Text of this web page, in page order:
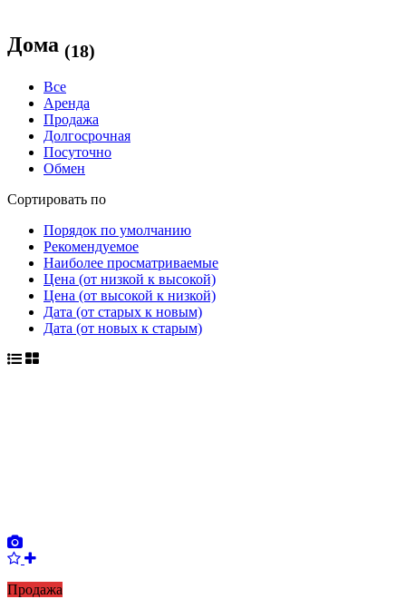
Дома (18)
Все
Аренда
Продажа
Долгосрочная
Посуточно
Обмен
Сортировать по
Порядок по умолчанию
Рекомендуемое
Наиболее просматриваемые
Цена (от низкой к высокой)
Цена (от высокой к низкой)
Дата (от старых к новым)
Дата (от новых к старым)
Продажа